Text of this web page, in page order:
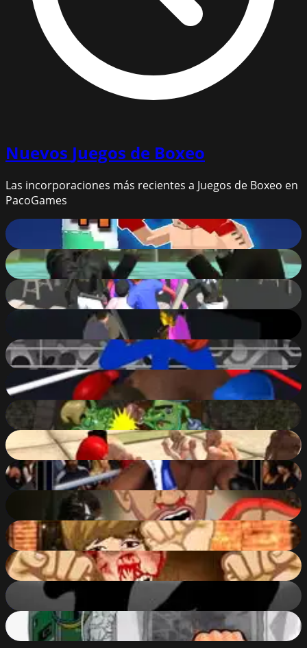
Nuevos Juegos de Boxeo
Las incorporaciones más recientes a Juegos de Boxeo en
PacoGames
Boxing Legend Simulator 2077
87
Mad City Matrix
81 %
The Night Of Fight 2: Brawl in a CyberPub
84%
The Night Of Fight
69
Stickman Boxing KO Champion
73%
Super Boxing
64%
Troll Boxing
52
Brawls.io
81%
Ultimate Boxing
69%
Epic Celeb Brawl - Drake
50
Epic Celeb Brawl - Bieber
45%
Epic Celeb Brawl
44%
Knock Out Memories
56
PC Breakdown
62